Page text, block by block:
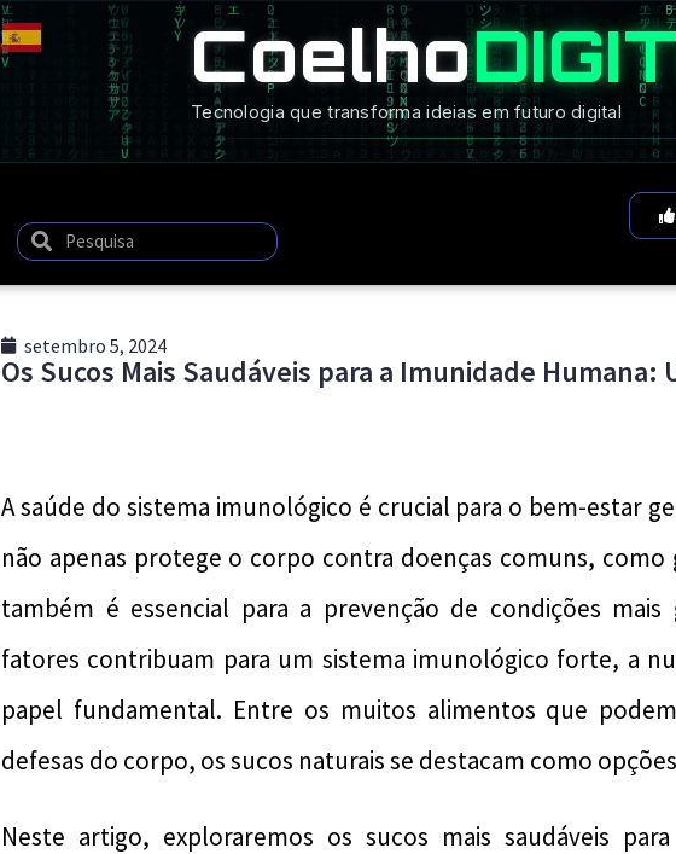
Coelho
Tecnologia que transforma ideias em futuro digital
setembro 5, 2024
Os Sucos Mais Saudáveis para a Imunidade Humana:
A saúde do sistema imunológico é crucial para o bem-estar
não apenas protege o corpo contra doenças comuns, como
também é essencial para a prevenção de condições mais
fatores contribuam para um sistema imunológico forte, a
papel fundamental. Entre os muitos alimentos que
defesas do corpo, os sucos naturais se destacam como
Neste artigo, exploraremos os sucos mais saudáveis